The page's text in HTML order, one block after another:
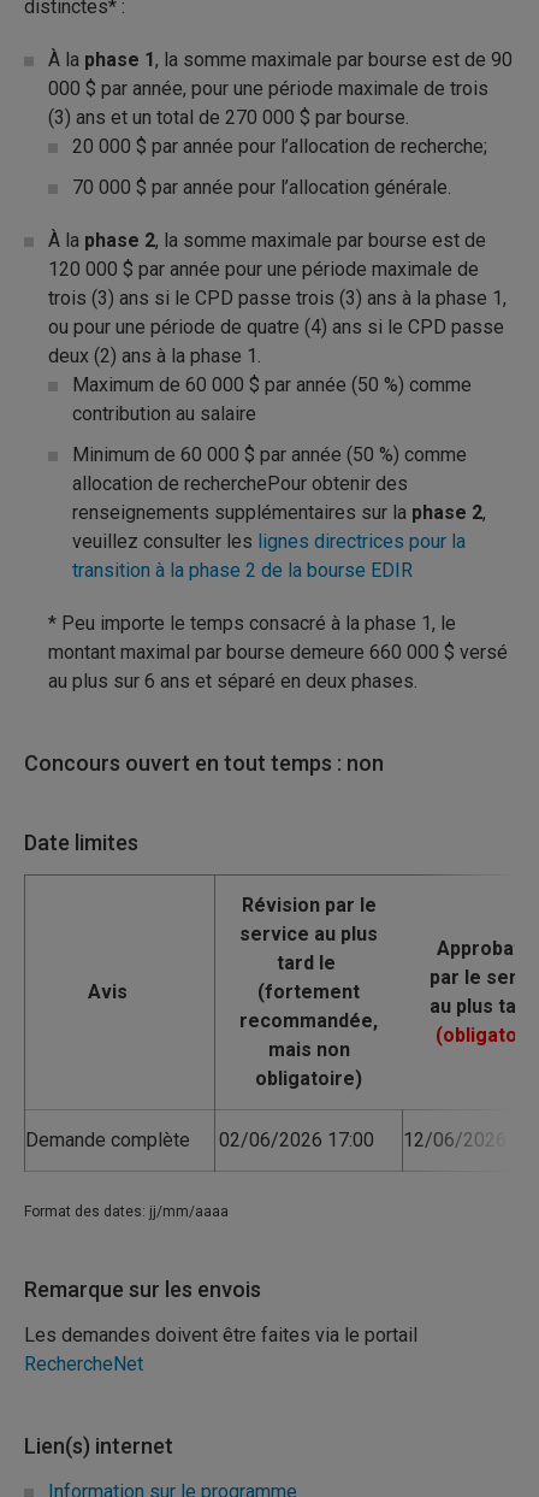
distinctes* :
À la phase 1, la somme maximale par bourse est de 90
000 $ par année, pour une période maximale de trois
(3) ans et un total de 270 000 $ par bourse.
20 000 $ par année pour l’allocation de recherche;
70 000 $ par année pour l’allocation générale.
À la phase 2, la somme maximale par bourse est de
120 000 $ par année pour une période maximale de
trois (3) ans si le CPD passe trois (3) ans à la phase 1,
ou pour une période de quatre (4) ans si le CPD passe
deux (2) ans à la phase 1.
Maximum de 60 000 $ par année (50 %) comme
contribution au salaire
Minimum de 60 000 $ par année (50 %) comme
allocation de recherchePour obtenir des
renseignements supplémentaires sur la phase 2,
veuillez consulter les lignes directrices pour la
transition à la phase 2 de la bourse EDIR
* Peu importe le temps consacré à la phase 1, le
montant maximal par bourse demeure 660 000 $ versé
au plus sur 6 ans et séparé en deux phases.
Concours ouvert en tout temps : non
Date limites
Avis
Demande complète 02/06/2026 17:00 12/06/2026
Format des dates: jj/mm/aaaa
Remarque sur les envois
Les demandes doivent être faites via le portail
RechercheNet
Lien(s) internet
Information sur le programme